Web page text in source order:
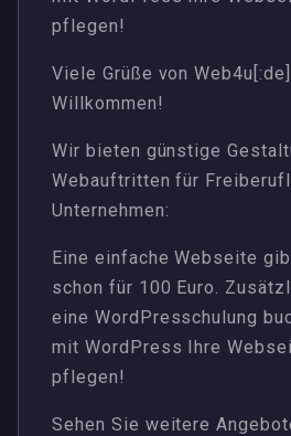
pflegen!
Viele Grüße von
Willkommen!
Wir bieten günstige
Webauftritten für
Unternehmen:
Eine einfache Webseite
schon für 100 Euro.
eine WordPresschulung
mit WordPress Ihre
pflegen!
Sehen Sie weitere